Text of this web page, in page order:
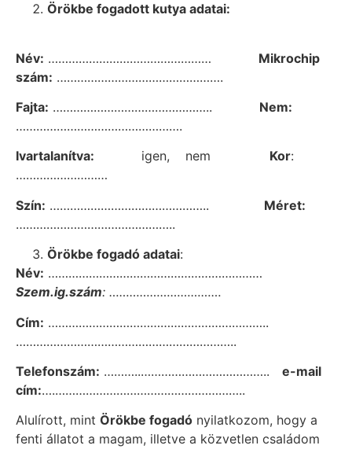
Örökbe fogadott kutya adatai:
Név: ………………………………………… Mikrochip
szám: ………………………………………….
Fajta: ……………………………………….. Nem:
………………………………………….
Ivartalanítva: igen, nem Kor:
………………………
Szín: ……………………………………….. Méret:
………………………………………..
Örökbe fogadó adatai:
Név: ………………………………………………………
Szem.ig.szám: ……………………………
Cím: ………………………………………………………..
………………………………………………………..
Telefonszám: ………..……………………………….. e-mail
cím:….………………………………………………..
Alulírott, mint Örökbe fogadó nyilatkozom, hogy a
fenti állatot a magam, illetve a közvetlen családom